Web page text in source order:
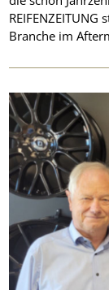
Branche im